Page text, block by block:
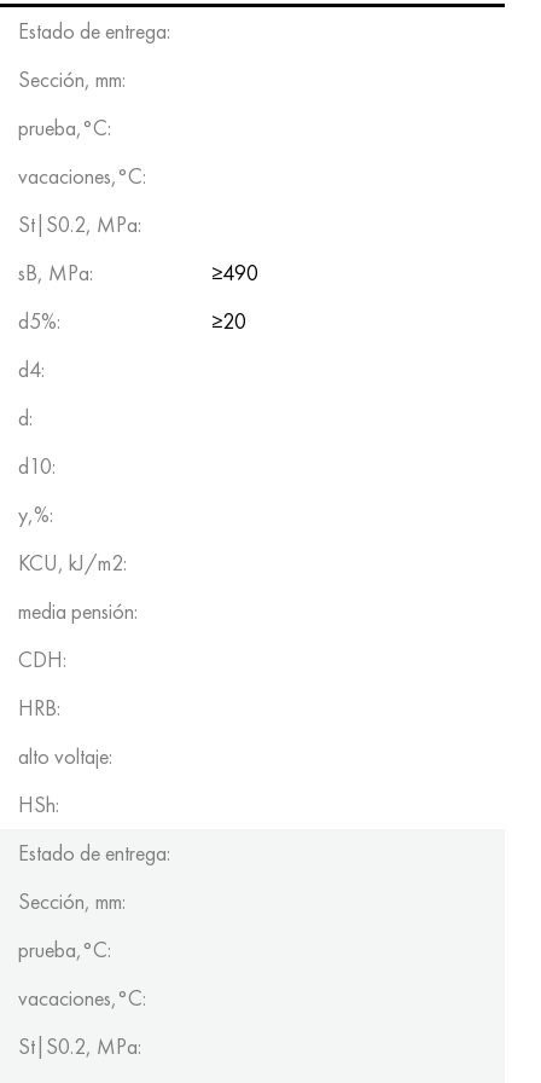
Estado de entrega:
Sección, mm:
prueba,°C:
vacaciones,°C:
St|S0.2, MPa:
sB, MPa:
≥490
d5%:
≥20
d4:
d:
d10:
y,%:
KCU, kJ/m2:
media pensión:
CDH:
HRB:
alto voltaje:
HSh:
Estado de entrega:
Sección, mm:
prueba,°C:
vacaciones,°C:
St|S0.2, MPa:
Hastelloy C-276
Hastelloy C2000
Hastelloy 3
udimet 720
40XFA, 1.7223, AISI 4142
45X, 45h, 1.7035
45HN2MFA, k2425, 45hnmf
A40G, 44smn28, 1.0762, 46s20